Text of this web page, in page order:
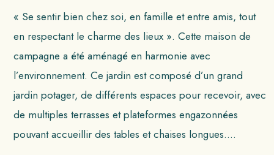
« Se sentir bien chez soi, en famille et entre amis, tout
en respectant le charme des lieux ». Cette maison de
campagne a été aménagé en harmonie avec
l’environnement. Ce jardin est composé d’un grand
jardin potager, de différents espaces pour recevoir, avec
de multiples terrasses et plateformes engazonnées
pouvant accueillir des tables et chaises longues.…